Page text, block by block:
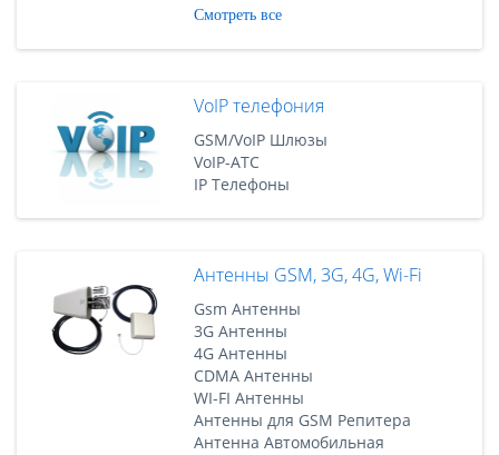
Смотреть все
VoIP телефония
GSM/VoIP Шлюзы
VoIP-АТС
IP Телефоны
Антенны GSM, 3G, 4G, Wi-Fi
Gsm Антенны
3G Антенны
4G Антенны
CDMA Антенны
WI-FI Антенны
Антенны для GSM Репитера
Антенна Автомобильная